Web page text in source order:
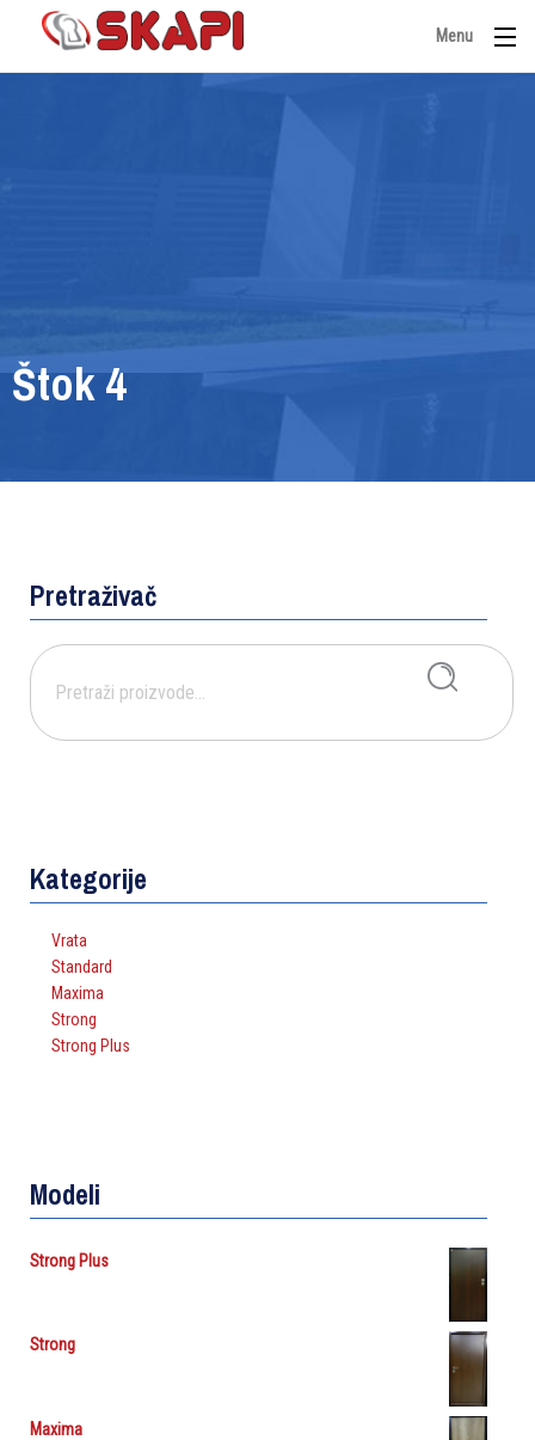
Menu
Štok 4
Pretraživač
Pretraži:
PRETRAŽI
Kategorije
Vrata
Standard
Maxima
Strong
Strong Plus
Modeli
Strong Plus
Strong
Maxima